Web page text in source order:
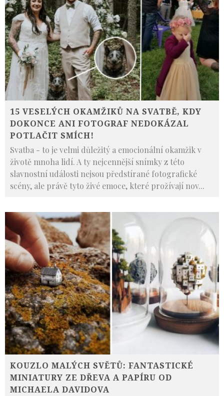
15 VESELÝCH OKAMŽIKŮ NA SVATBĚ, KDY
DOKONCE ANI FOTOGRAF NEDOKÁZAL
POTLAČIT SMÍCH!
Svatba - to je velmi důležitý a emocionální okamžik v
životě mnoha lidí. A ty nejcennější snímky z této
slavnostní události nejsou předstírané fotografické
scény, ale právě tyto živé emoce, které prožívají nov...
KOUZLO MALÝCH SVĚTŮ: FANTASTICKÉ
MINIATURY ZE DŘEVA A PAPÍRU OD
MICHAELA DAVIDOVA